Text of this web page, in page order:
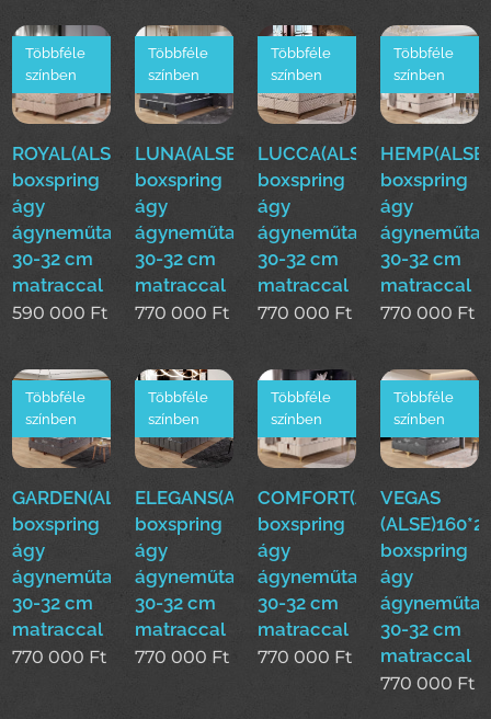
ROYAL(ALS)160*200cm
boxspring
ágy
ágyneműtartóval
30-32 cm
matraccal
Többféle
színben
590 000 Ft
LUNA(ALSE)160*200cm
boxspring
ágy
ágyneműtartóval
30-32 cm
matraccal
Többféle
színben
770 000 Ft
LUCCA(ALSE)160*200cm
boxspring
ágy
ágyneműtartóval
30-32 cm
matraccal
Többféle
színben
770 000 Ft
boxspring
ágy
30-32 cm
matraccal
Többféle
színben
770 000 Ft
GARDEN(ALSE)160*200cm
boxspring
ágy
ágyneműtartóval
30-32 cm
matraccal
Többféle
színben
770 000 Ft
ELEGANS(ALSE)160*200cm
boxspring
ágy
ágyneműtartóval
30-32 cm
matraccal
Többféle
színben
770 000 Ft
boxspring
ágy
ágyneműtartóval
30-32 cm
matraccal
Többféle
színben
770 000 Ft
VEGAS
boxspring
ágy
30-32 cm
matraccal
Többféle
színben
770 000 Ft